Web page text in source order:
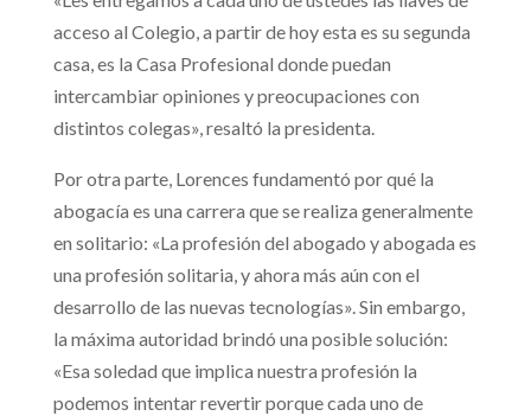
acceso al Colegio, a partir de hoy esta es su segunda
casa, es la Casa Profesional donde puedan
intercambiar opiniones y preocupaciones con
distintos colegas», resaltó la presidenta.
Por otra parte, Lorences fundamentó por qué la
abogacía es una carrera que se realiza generalmente
en solitario: «La profesión del abogado y abogada es
una profesión solitaria, y ahora más aún con el
desarrollo de las nuevas tecnologías». Sin embargo,
la máxima autoridad brindó una posible solución:
«Esa soledad que implica nuestra profesión la
podemos intentar revertir porque cada uno de